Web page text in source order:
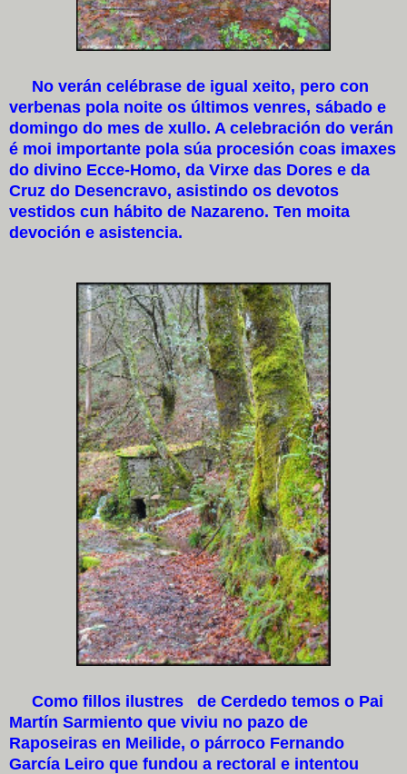
No verán celébrase de igual xeito, pero con
verbenas pola noite os últimos venres, sábado e
domingo do mes de xullo. A celebración do verán
é moi importante pola súa procesión coas imaxes
do divino Ecce-Homo, da Virxe das Dores e da
Cruz do Desencravo, asistindo os devotos
vestidos cun hábito de Nazareno. Ten moita
devoción e asistencia.
Como fillos ilustres de Cerdedo temos o Pai
Martín Sarmiento que viviu no pazo de
Raposeiras en Meilide, o párroco Fernando
García Leiro que fundou a rectoral e intentou